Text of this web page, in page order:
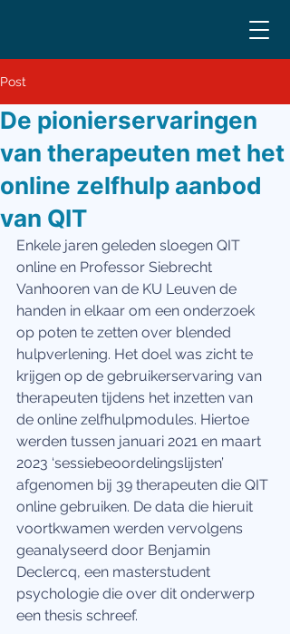
Post
De pionierservaringen
van therapeuten met het
online zelfhulp aanbod
van QIT
Enkele jaren geleden sloegen QIT
online en Professor Siebrecht
Vanhooren van de KU Leuven de
handen in elkaar om een onderzoek
op poten te zetten over blended
hulpverlening. Het doel was zicht te
krijgen op de gebruikerservaring van
therapeuten tijdens het inzetten van
de online zelfhulpmodules. Hiertoe
werden tussen januari 2021 en maart
2023 ‘sessiebeoordelingslijsten’
afgenomen bij 39 therapeuten die QIT
online gebruiken. De data die hieruit
voortkwamen werden vervolgens
geanalyseerd door Benjamin
Declercq, een masterstudent
psychologie die over dit onderwerp
een thesis schreef.